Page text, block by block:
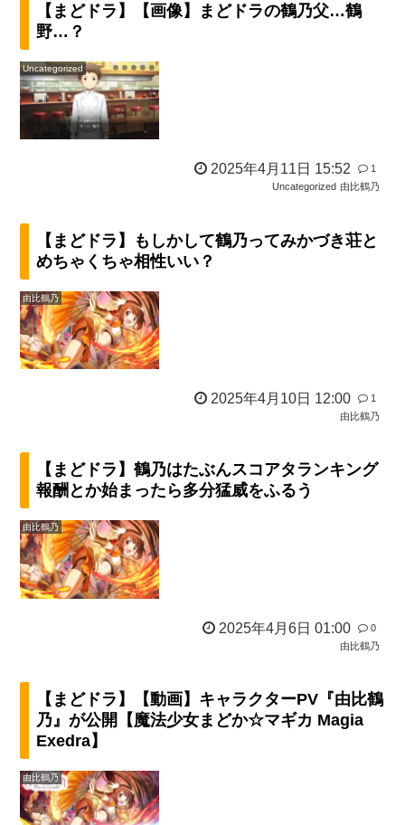
【まどドラ】【画像】まどドラの鶴乃父…鶴
野…？
Uncategorized
2025年4月11日 15:52
1
Uncategorized 由比鶴乃
【まどドラ】もしかして鶴乃ってみかづき荘と
めちゃくちゃ相性いい？
由比鶴乃
2025年4月10日 12:00
1
由比鶴乃
【まどドラ】鶴乃はたぶんスコアタランキング
報酬とか始まったら多分猛威をふるう
由比鶴乃
2025年4月6日 01:00
0
由比鶴乃
【まどドラ】【動画】キャラクターPV『由比鶴
乃』が公開【魔法少女まどか☆マギカ Magia
Exedra】
由比鶴乃